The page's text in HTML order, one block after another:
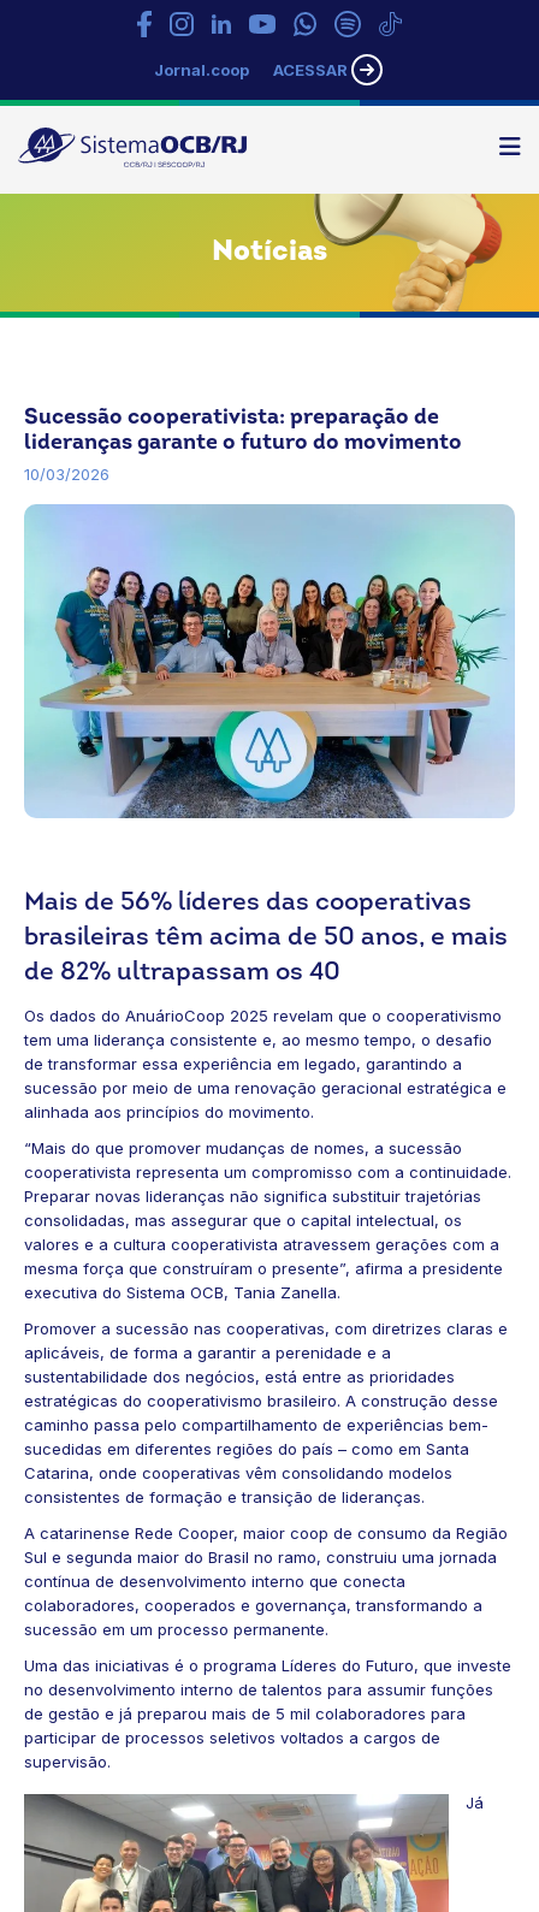
Jornal.coop ACESSAR
Sistema
OCB/RJ
Notícias
Sucessão cooperativista: preparação de
lideranças garante o futuro do movimento
10/03/2026
Mais de 56% líderes das cooperativas
brasileiras têm acima de 50 anos, e mais
de 82% ultrapassam os 40
Os dados do AnuárioCoop 2025 revelam que o cooperativismo
tem uma liderança consistente e, ao mesmo tempo, o desafio
de transformar essa experiência em legado, garantindo a
sucessão por meio de uma renovação geracional estratégica e
alinhada aos princípios do movimento.
“Mais do que promover mudanças de nomes, a sucessão
cooperativista representa um compromisso com a continuidade.
Preparar novas lideranças não significa substituir trajetórias
consolidadas, mas assegurar que o capital intelectual, os
valores e a cultura cooperativista atravessem gerações com a
mesma força que construíram o presente”, afirma a presidente
executiva do Sistema OCB, Tania Zanella.
Promover a sucessão nas cooperativas, com diretrizes claras e
aplicáveis, de forma a garantir a perenidade e a
sustentabilidade dos negócios, está entre as prioridades
estratégicas do cooperativismo brasileiro. A construção desse
caminho passa pelo compartilhamento de experiências bem-
sucedidas em diferentes regiões do país – como em Santa
Catarina, onde cooperativas vêm consolidando modelos
consistentes de formação e transição de lideranças.
A catarinense Rede Cooper, maior coop de consumo da Região
Sul e segunda maior do Brasil no ramo, construiu uma jornada
contínua de desenvolvimento interno que conecta
colaboradores, cooperados e governança, transformando a
sucessão em um processo permanente.
Uma das iniciativas é o programa Líderes do Futuro, que investe
no desenvolvimento interno de talentos para assumir funções
de gestão e já preparou mais de 5 mil colaboradores para
participar de processos seletivos voltados a cargos de
supervisão.
Já